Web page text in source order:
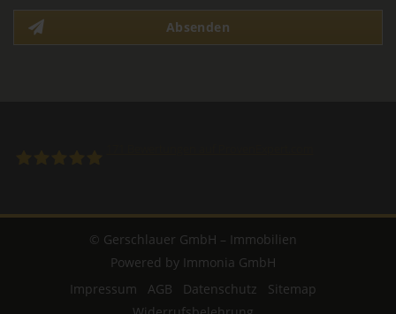
Absenden
© Gerschlauer GmbH – Immobilien
Powered by Immonia GmbH
Impressum
AGB Datenschutz
Sitemap